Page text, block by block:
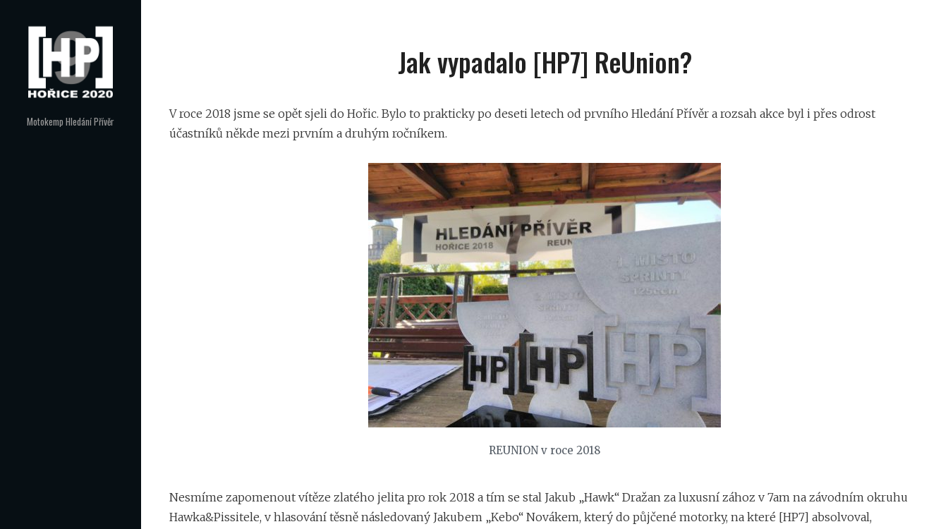
Motokemp Hledání Přívěr
Jak vypadalo [HP7] ReUnion?
V roce 2018 jsme se opět sjeli do Hořic. Bylo to prakticky po deseti letech od prvního Hledání Přívěr a rozsah akce byl i přes odrost
účastníků někde mezi prvním a druhým ročníkem.
REUNION v roce 2018
Nesmíme zapomenout vítěze zlatého jelita pro rok 2018 a tím se stal Jakub „Hawk“ Dražan za luxusní zához v 7am na závodním okruhu
Hawka&Pissitele, v hlasování těsně následovaný Jakubem „Kebo“ Novákem, který do půjčené motorky, na které [HP7] absolvoval,
příspěvek